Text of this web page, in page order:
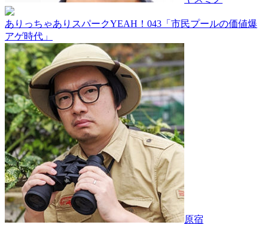
ありっちゃありスパークYEAH！043「市民プールの価値爆
アゲ時代」
原宿